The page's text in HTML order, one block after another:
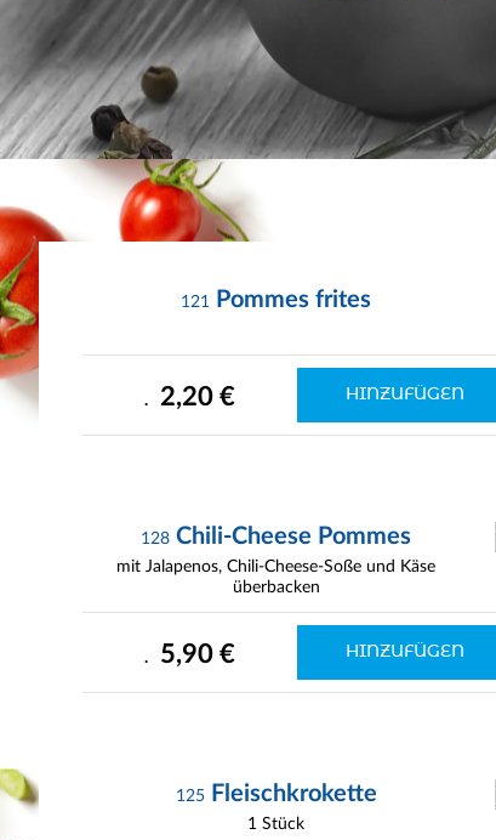
121 Pommes frites
. 2,20 € HINZUFÜGEN
128 Chili-Cheese Pommes
mit Jalapenos, Chili-Cheese-Soße und Käse
überbacken
. 5,90 € HINZUFÜGEN
125 Fleischkrokette
1 Stück